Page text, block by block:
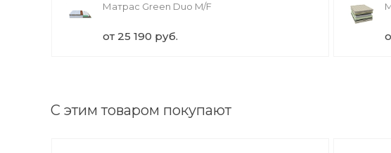
Матрас Green Duo M/F
от 25 190 руб.
С этим товаром покупают